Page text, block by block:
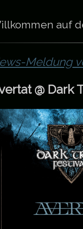
auf
Meldung
@ Dark